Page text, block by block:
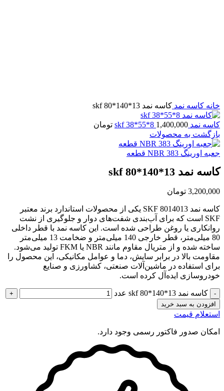
خانه کاسه نمد کاسه نمد skf 80*140*13
کاسه نمد skf 38*55*8 1,400,000
تومان
بازگشت به محصولات
جعبه اورینگ NBR 383 قطعه
کاسه نمد skf 80*140*13
3,200,000 تومان
کاسه نمد SKF 8014013 یکی از محصولات استاندارد برند معتبر
SKF است که برای آب‌بندی شفت‌های دوار و جلوگیری از نشت
روانکاری یا روغن طراحی شده است. این کاسه نمد با قطر داخلی
80 میلی‌متر، قطر خارجی 140 میلی‌متر و ضخامت 13 میلی‌متر
ساخته شده و از متریال مقاوم مانند NBR یا FKM تولید می‌شود.
مقاومت بالا در برابر سایش، دما و عوامل مکانیکی، این محصول را
برای استفاده در ماشین‌آلات صنعتی، کشاورزی و صنایع
خودروسازی ایده‌آل کرده است.
کاسه نمد skf 80*140*13 عدد
افزودن به سبد خرید
استعلام قیمت
امکان صدور فاکتور رسمی وجود دارد.